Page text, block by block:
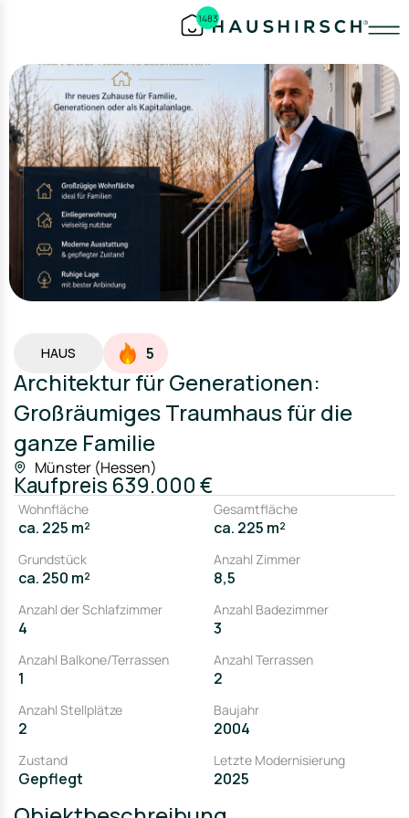
1483
HAUS 5
Architektur für Generationen:
Großräumiges Traumhaus für die
ganze Familie
Münster (Hessen)
Kaufpreis 639.000 €
Wohnfläche
ca. 225 m²
Gesamtfläche
ca. 225 m²
Grundstück
ca. 250 m²
Anzahl Zimmer
8,5
Anzahl der Schlafzimmer
4
Anzahl Badezimmer
3
Anzahl Balkone/Terrassen
1
Anzahl Terrassen
2
Anzahl Stellplätze
2
Baujahr
2004
Zustand
Gepflegt
Letzte Modernisierung
2025